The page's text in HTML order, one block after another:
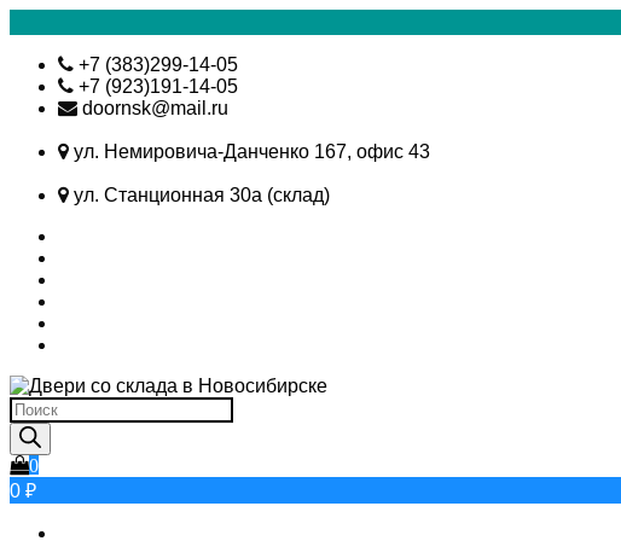
Skip
content
+7 (383)299-14-05
+7 (923)191-14-05
doornsk@mail.ru
ул. Немировича-Данченко 167, офис 43
ул. Станционная 30а (склад)
Поиск
товаров
0
0 ₽